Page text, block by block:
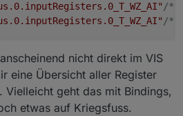
/
/
nicht direkt im VIS
eine Übersicht aller Register
Vielleicht geht das mit Bindings,
etwas auf Kriegsfuss.